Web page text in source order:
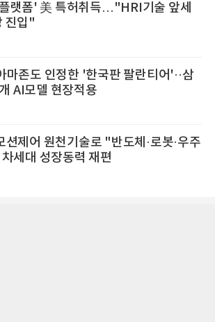
랫폼' 美 특허취득…"HRI기술 앞세
진입"
마존도 인정한 '한국판 팔란티어'··삼
AI모델 현장적용
션제어 원천기술로 "반도체·로봇·우주
세대 성장동력 재편